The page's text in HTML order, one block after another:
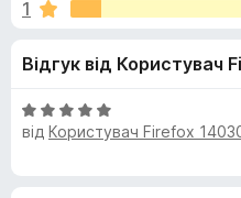
и
д
л
з
1
Відгук від Користувач
О
ц
від Користувач Firefox